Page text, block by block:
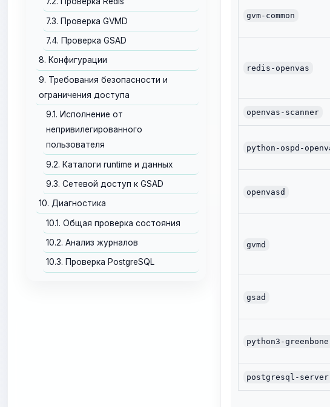
7.3. Проверка GVMD
7.4. Проверка GSAD
8. Конфигурации
9. Требования безопасности и
ограничения доступа
9.1. Исполнение от
непривилегированного
пользователя
9.2. Каталоги runtime и данных
9.3. Сетевой доступ к GSAD
10. Диагностика
10.1. Общая проверка состояния
10.2. Анализ журналов
10.3. Проверка PostgreSQL
gvm-common
redis-openvas
openvas-scanner
python-ospd-
openvasd
gvmd
gsad
python3-
postgresql-server